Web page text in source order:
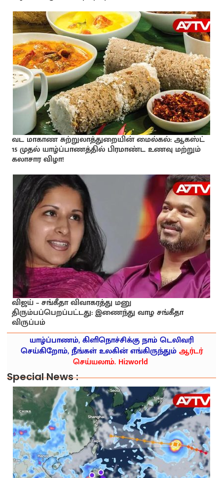
வட மாகாண சுற்றுலாத்துறையின் மைல்கல்: ஆகஸ்ட்
15 முதல் யாழ்ப்பாணத்தில் பிரமாண்ட உணவு மற்றும்
கலாசார விழா!
விஜய் – சங்கீதா விவாகரத்து மனு
திரும்பப்பெறப்பட்டது: இணைந்து வாழ சங்கீதா
விருப்பம்
யாழ்ப்பாணம், கிளிநொச்சிக்கு நாம் டெலிவரி
செய்கிறோம், நீங்கள் உலகின் எங்கிருந்தும்ஆர்டர்
செய்யலாம். Hi2world
Special News :